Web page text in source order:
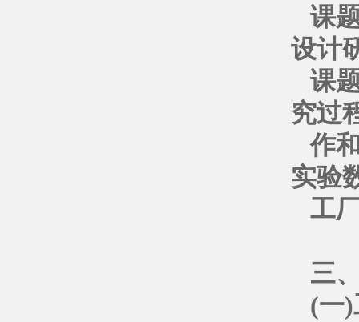
课
设计
课
究过
作
实验
工
三
(一